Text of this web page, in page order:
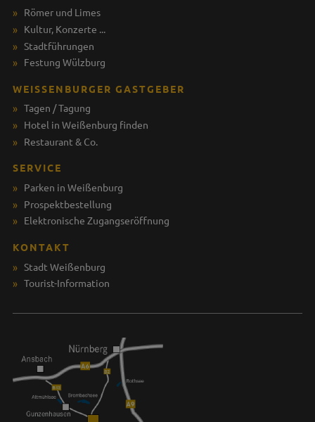
Römer und Limes
Kultur, Konzerte ...
Stadtführungen
Festung Wülzburg
WEISSENBURGER GASTGEBER
Tagen / Tagung
Hotel in Weißenburg finden
Restaurant & Co.
SERVICE
Parken in Weißenburg
Prospektbestellung
Elektronische Zugangseröffnung
KONTAKT
Stadt Weißenburg
Tourist-Information